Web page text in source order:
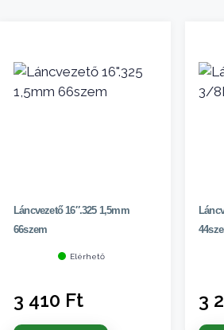
Láncvezető 16″.325 1,5mm
66szem
Elérhető
3 410 Ft 3